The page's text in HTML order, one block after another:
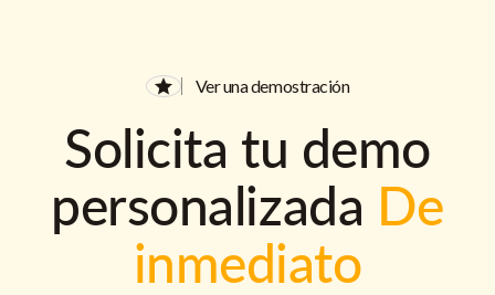
Ver una demostración
Solicita tu demo
personalizada De
inmediato